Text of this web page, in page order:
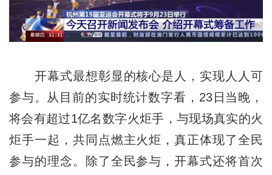
开幕式最想彰显的核心是人，实现人人可
参与。从目前的实时统计数字看，23日当晚，
将会有超过1亿名数字火炬手，与现场真实的火
炬手一起，共同点燃主火炬，真正体现了全民
参与的理念。除了全民参与，开幕式还将首次